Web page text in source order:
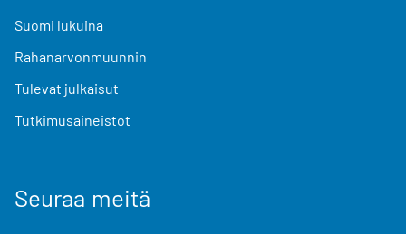
Suomi lukuina
Rahanarvonmuunnin
Tulevat julkaisut
Tutkimusaineistot
Seuraa meitä